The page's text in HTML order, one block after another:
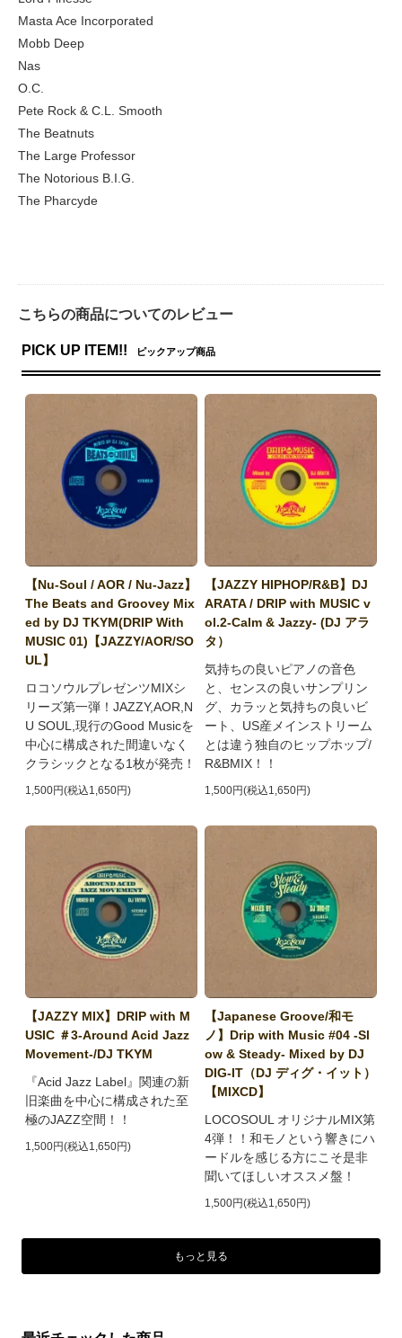
Masta Ace Incorporated
Mobb Deep
Nas
O.C.
Pete Rock & C.L. Smooth
The Beatnuts
The Large Professor
The Notorious B.I.G.
The Pharcyde
こちらの商品についてのレビュー
PICK UP ITEM!! ピックアップ商品
【Nu-Soul / AOR / Nu-Jazz】
The Beats and Groovey Mix
ed by DJ TKYM(DRIP With
MUSIC 01)【JAZZY/AOR/SO
UL】
ロコソウルプレゼンツMIXシ
リーズ第一弾！JAZZY,AOR,N
U SOUL,現行のGood Musicを
中心に構成された間違いなく
クラシックとなる1枚が発売！
1,500円(税込1,650円)
【JAZZY HIPHOP/R&B】DJ
ARATA / DRIP with MUSIC v
ol.2-Calm & Jazzy- (DJ アラ
タ）
気持ちの良いピアノの音色
と、センスの良いサンプリン
グ、カラッと気持ちの良いビ
ート、US産メインストリーム
とは違う独自のヒップホップ/
R&BMIX！！
1,500円(税込1,650円)
【JAZZY MIX】DRIP with M
USIC ＃3-Around Acid Jazz
Movement-/DJ TKYM
『Acid Jazz Label』関連の新
旧楽曲を中心に構成された至
極のJAZZ空間！！
1,500円(税込1,650円)
【Japanese Groove/和モ
ノ】Drip with Music #04 -Sl
ow & Steady- Mixed by DJ
DIG-IT（DJ ディグ・イット）
【MIXCD】
LOCOSOUL オリジナルMIX第
4弾！！和モノという響きにハ
ードルを感じる方にこそ是非
聞いてほしいオススメ盤！
1,500円(税込1,650円)
もっと見る